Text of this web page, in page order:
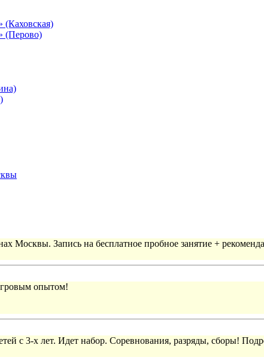
(Каховская)
(Перово)
Москвы. Запись на бесплатное пробное занятие +
опытом!
с 3-х лет. Идет набор. Соревнования, разряды, сборы!